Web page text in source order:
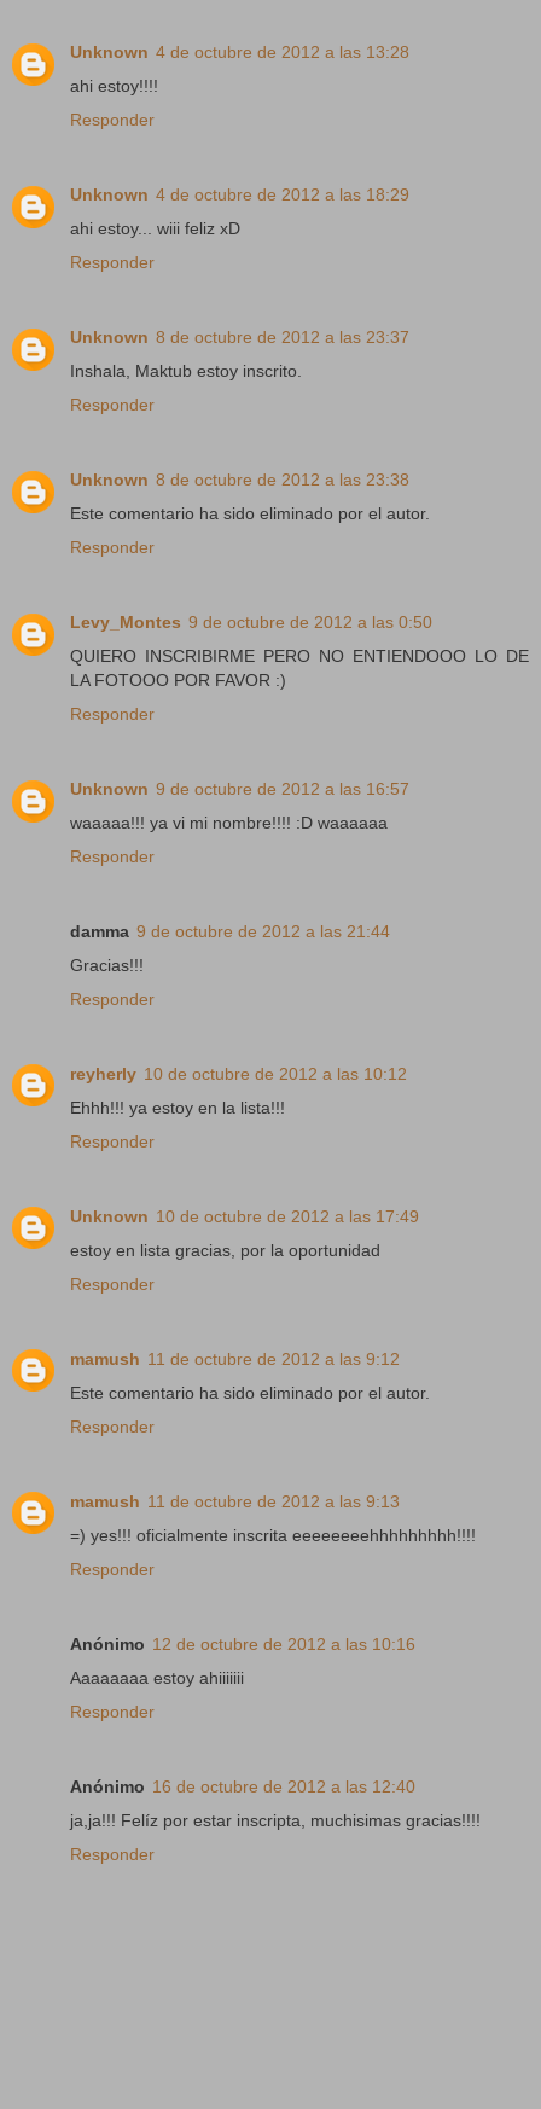
Unknown 4 de octubre de 2012 a las 13:28
ahi estoy!!!!
Responder
Unknown 4 de octubre de 2012 a las 18:29
ahi estoy... wiii feliz xD
Responder
Unknown 8 de octubre de 2012 a las 23:37
Inshala, Maktub estoy inscrito.
Responder
Unknown 8 de octubre de 2012 a las 23:38
Este comentario ha sido eliminado por el autor.
Responder
Levy_Montes 9 de octubre de 2012 a las 0:50
QUIERO INSCRIBIRME PERO NO ENTIENDOOO LO DE
LA FOTOOO POR FAVOR :)
Responder
Unknown 9 de octubre de 2012 a las 16:57
waaaaa!!! ya vi mi nombre!!!! :D waaaaaa
Responder
damma 9 de octubre de 2012 a las 21:44
Gracias!!!
Responder
reyherly 10 de octubre de 2012 a las 10:12
Ehhh!!! ya estoy en la lista!!!
Responder
Unknown 10 de octubre de 2012 a las 17:49
estoy en lista gracias, por la oportunidad
Responder
mamush 11 de octubre de 2012 a las 9:12
Este comentario ha sido eliminado por el autor.
Responder
mamush 11 de octubre de 2012 a las 9:13
=) yes!!! oficialmente inscrita eeeeeeeehhhhhhhhh!!!!
Responder
Anónimo 12 de octubre de 2012 a las 10:16
Aaaaaaaa estoy ahiiiiiii
Responder
Anónimo 16 de octubre de 2012 a las 12:40
ja,ja!!! Felíz por estar inscripta, muchisimas gracias!!!!
Responder